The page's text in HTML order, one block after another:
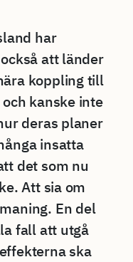
har
att länder
koppling till
kanske inte
deras planer
insatta
det som nu
Att sia om
En del
fall att utgå
ska